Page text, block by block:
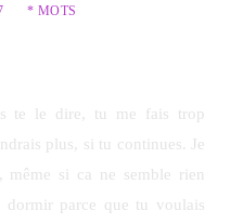
* MOTS
te le dire, tu me fais trop
plus, si tu continues. Je
même si ca ne semble rien
parce que tu voulais